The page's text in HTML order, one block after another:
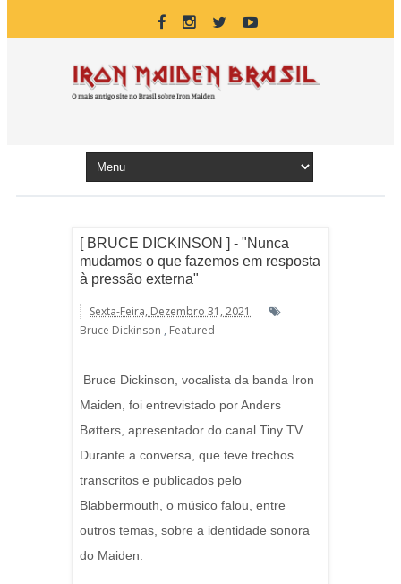
[ BRUCE DICKINSON ] - "Nunca
mudamos o que fazemos em resposta
à pressão externa"
Sexta-Feira, Dezembro 31, 2021
Bruce Dickinson , Featured
Bruce Dickinson, vocalista da banda Iron
Maiden, foi entrevistado por Anders
Bøtters, apresentador do canal Tiny TV.
Durante a conversa, que teve trechos
transcritos e publicados pelo
Blabbermouth, o músico falou, entre
outros temas, sobre a identidade sonora
do Maiden.